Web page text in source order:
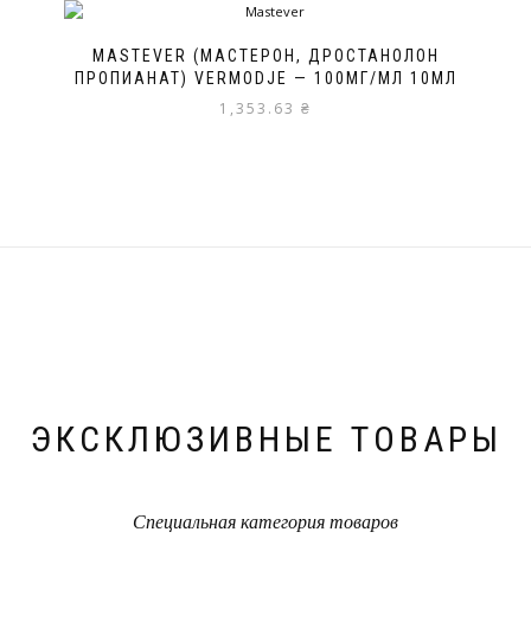
MASTEVER (МАСТЕРОН, ДРОСТАНОЛОН
ПРОПИАНАТ) VERMODJE — 100МГ/МЛ 10МЛ
1,353.63 ₴
ЭКСКЛЮЗИВНЫЕ ТОВАРЫ
Специальная категория товаров